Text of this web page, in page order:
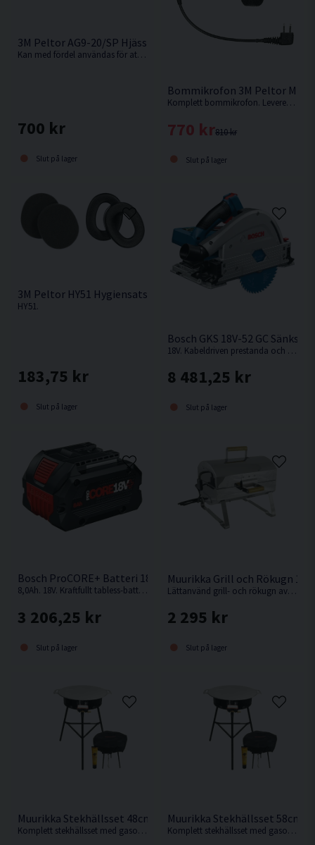
3M Peltor AG9-20/SP Hjässbygel
Kan med fördel användas för att bygga om hjälmkåpor till vanliga hörselskydd.
700 kr
Slut på lager
Bommikrofon 3M Peltor
Komplett bommikrofon. Levereras inklusive 2st vindskydd.
810 kr
770 kr
Slut på lager
3M Peltor HY51 Hygiensats
HY51.
183,75 kr
Slut på lager
Bosch GKS 18V-52 GC
18V. Kabeldriven prestanda och överlägsen kompakthet i 18 V-klassen från Bosch
8 481,25 kr
Slut på lager
Bosch ProCORE+ Batteri 18V (8,0Ah)
8,0Ah. 18V. Kraftfullt tabless-batteri: mer drifttid och maximal effekt för BITURBO-verktyg
3 206,25 kr
Slut på lager
Muurikka Grill och Rökugn
Lättanvänd grill- och rökugn av rostfritt stål från Muurikka
2 295 kr
Slut på lager
Muurikka Stekhällsset 48cm Pro Inkl Lock
Komplett stekhällsset med gasolbrännare D350 Pro.
Muurikka Stekhällsset 58cm
Komplett stekhällsset med gasolbrännare D400 Pro.